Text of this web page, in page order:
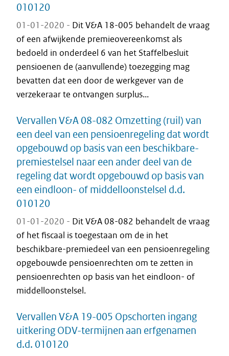
010120
01-01-2020 - Dit V&A 18-005 behandelt de vraag
of een afwijkende premieovereenkomst als
bedoeld in onderdeel 6 van het Staffelbesluit
pensioenen de (aanvullende) toezegging mag
bevatten dat een door de werkgever van de
verzekeraar te ontvangen surplus...
Vervallen V&A 08-082 Omzetting (ruil) van
een deel van een pensioenregeling dat wordt
opgebouwd op basis van een beschikbare-
premiestelsel naar een ander deel van de
regeling dat wordt opgebouwd op basis van
een eindloon- of middelloonstelsel d.d.
010120
01-01-2020 - Dit V&A 08-082 behandelt de vraag
of het fiscaal is toegestaan om de in het
beschikbare-premiedeel van een pensioenregeling
opgebouwde pensioenrechten om te zetten in
pensioenrechten op basis van het eindloon- of
middelloonstelsel.
Vervallen V&A 19-005 Opschorten ingang
uitkering ODV-termijnen aan erfgenamen
d.d. 010120